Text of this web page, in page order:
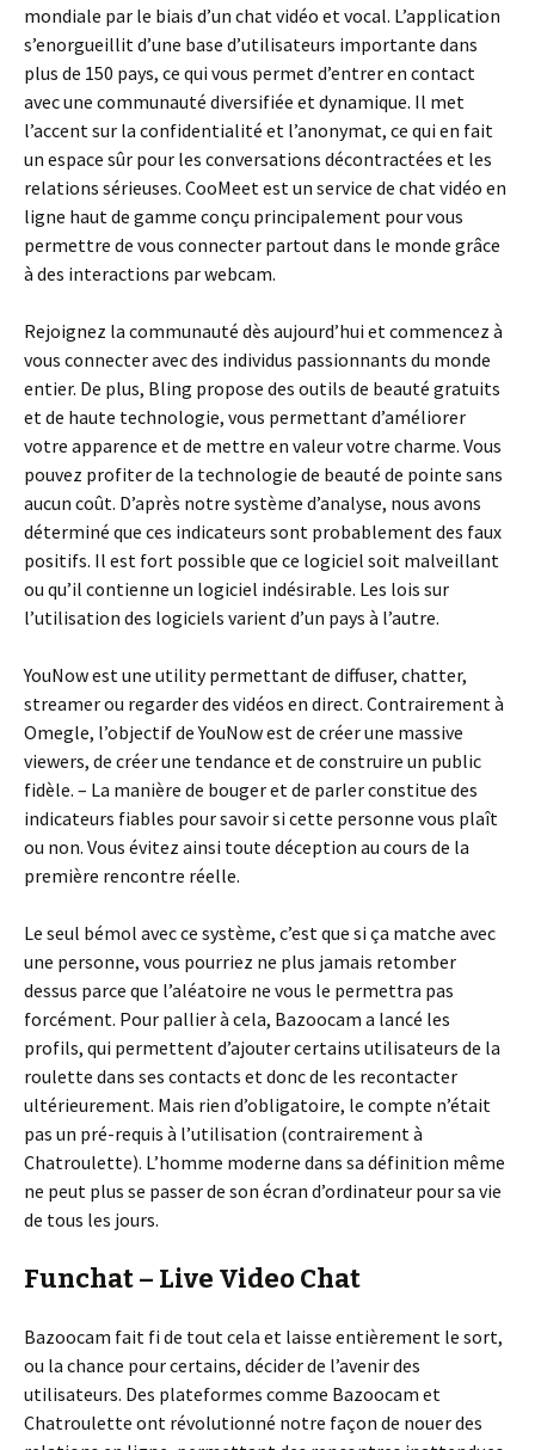
mondiale par le biais d’un chat vidéo et vocal. L’application
s’enorgueillit d’une base d’utilisateurs importante dans
plus de 150 pays, ce qui vous permet d’entrer en contact
avec une communauté diversifiée et dynamique. Il met
l’accent sur la confidentialité et l’anonymat, ce qui en fait
un espace sûr pour les conversations décontractées et les
relations sérieuses. CooMeet est un service de chat vidéo en
ligne haut de gamme conçu principalement pour vous
permettre de vous connecter partout dans le monde grâce
à des interactions par webcam.
Rejoignez la communauté dès aujourd’hui et commencez à
vous connecter avec des individus passionnants du monde
entier. De plus, Bling propose des outils de beauté gratuits
et de haute technologie, vous permettant d’améliorer
votre apparence et de mettre en valeur votre charme. Vous
pouvez profiter de la technologie de beauté de pointe sans
aucun coût. D’après notre système d’analyse, nous avons
déterminé que ces indicateurs sont probablement des faux
positifs. Il est fort possible que ce logiciel soit malveillant
ou qu’il contienne un logiciel indésirable. Les lois sur
l’utilisation des logiciels varient d’un pays à l’autre.
YouNow est une utility permettant de diffuser, chatter,
streamer ou regarder des vidéos en direct. Contrairement à
Omegle, l’objectif de YouNow est de créer une massive
viewers, de créer une tendance et de construire un public
fidèle. – La manière de bouger et de parler constitue des
indicateurs fiables pour savoir si cette personne vous plaît
ou non. Vous évitez ainsi toute déception au cours de la
première rencontre réelle.
Le seul bémol avec ce système, c’est que si ça matche avec
une personne, vous pourriez ne plus jamais retomber
dessus parce que l’aléatoire ne vous le permettra pas
forcément. Pour pallier à cela, Bazoocam a lancé les
profils, qui permettent d’ajouter certains utilisateurs de la
roulette dans ses contacts et donc de les recontacter
ultérieurement. Mais rien d’obligatoire, le compte n’était
pas un pré-requis à l’utilisation (contrairement à
Chatroulette). L’homme moderne dans sa définition même
ne peut plus se passer de son écran d’ordinateur pour sa vie
de tous les jours.
Funchat – Live Video Chat
Bazoocam fait fi de tout cela et laisse entièrement le sort,
ou la chance pour certains, décider de l’avenir des
utilisateurs. Des plateformes comme Bazoocam et
Chatroulette ont révolutionné notre façon de nouer des